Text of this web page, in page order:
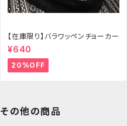
【在庫限り】バラワッペンチョーカー
¥640
20%OFF
その他の商品